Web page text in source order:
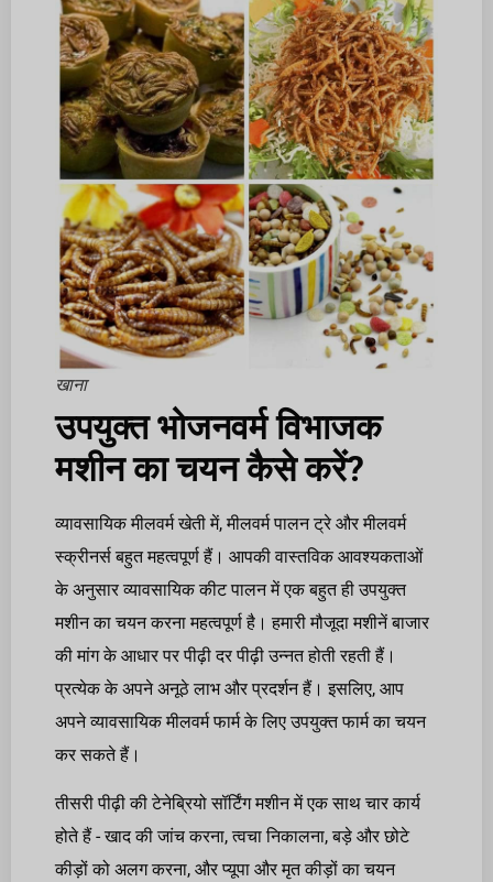
खाना
उपयुक्त भोजनवर्म विभाजक
मशीन का चयन कैसे करें?
व्यावसायिक मीलवर्म खेती में, मीलवर्म पालन ट्रे और मीलवर्म
स्क्रीनर्स बहुत महत्वपूर्ण हैं। आपकी वास्तविक आवश्यकताओं
के अनुसार व्यावसायिक कीट पालन में एक बहुत ही उपयुक्त
मशीन का चयन करना महत्वपूर्ण है। हमारी मौजूदा मशीनें बाजार
की मांग के आधार पर पीढ़ी दर पीढ़ी उन्नत होती रहती हैं।
प्रत्येक के अपने अनूठे लाभ और प्रदर्शन हैं। इसलिए, आप
अपने व्यावसायिक मीलवर्म फार्म के लिए उपयुक्त फार्म का चयन
कर सकते हैं।
तीसरी पीढ़ी की टेनेब्रियो सॉर्टिंग मशीन में एक साथ चार कार्य
होते हैं - खाद की जांच करना, त्वचा निकालना, बड़े और छोटे
कीड़ों को अलग करना, और प्यूपा और मृत कीड़ों का चयन